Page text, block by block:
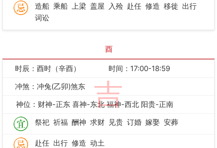
造船 乘船 上梁 盖屋 入殓 赴任 修造 移徙 出行
词讼
酉
吉
时辰：酉时（辛酉）
时间：17:00-18:59
冲煞：冲兔(乙卯)煞东
神位：财神-正东 喜神-东北 福神-西北 阳贵-正南
祭祀 祈福 酬神 求财 见贵 订婚 嫁娶 安葬
赴任 出行 修造 动土